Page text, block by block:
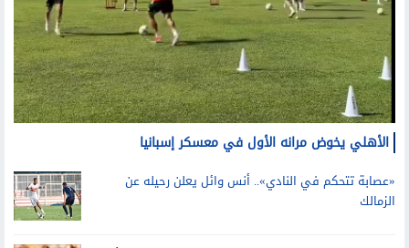
الأهلي يخوض مرانه الأول في معسكر إسبانيا
«عصابة تتحكم في النادي».. أنس وائل يعلن رحيله عن
الزمالك